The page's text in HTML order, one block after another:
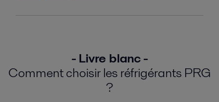
- Livre blanc -
Comment choisir les réfrigérants PRG
?